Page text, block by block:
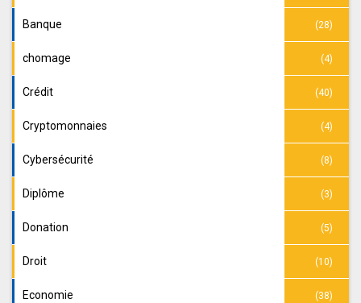
Banque (28)
chomage (4)
Crédit (40)
Cryptomonnaies (4)
Cybersécurité (8)
Diplôme (3)
Donation (5)
Droit (10)
Economie (38)